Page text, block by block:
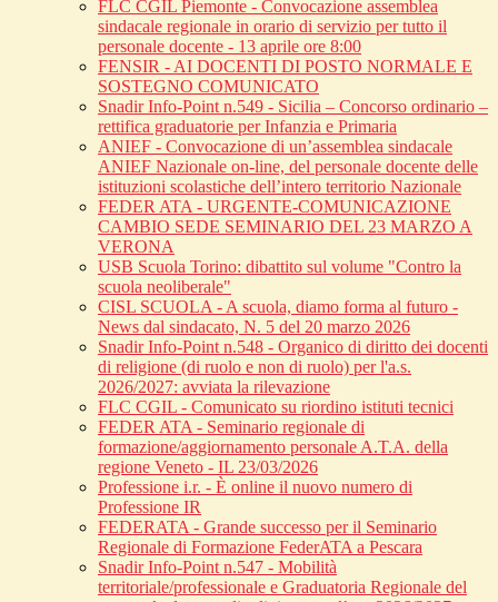
FLC CGIL Piemonte - Convocazione assemblea
sindacale regionale in orario di servizio per tutto il
personale docente - 13 aprile ore 8:00
FENSIR - AI DOCENTI DI POSTO NORMALE E
SOSTEGNO COMUNICATO
Snadir Info-Point n.549 - Sicilia – Concorso ordinario –
rettifica graduatorie per Infanzia e Primaria
ANIEF - Convocazione di un’assemblea sindacale
ANIEF Nazionale on-line, del personale docente delle
istituzioni scolastiche dell’intero territorio Nazionale
FEDER ATA - URGENTE-COMUNICAZIONE
CAMBIO SEDE SEMINARIO DEL 23 MARZO A
VERONA
USB Scuola Torino: dibattito sul volume "Contro la
scuola neoliberale"
CISL SCUOLA - A scuola, diamo forma al futuro -
News dal sindacato, N. 5 del 20 marzo 2026
Snadir Info-Point n.548 - Organico di diritto dei docenti
di religione (di ruolo e non di ruolo) per l'a.s.
2026/2027: avviata la rilevazione
FLC CGIL - Comunicato su riordino istituti tecnici
FEDER ATA - Seminario regionale di
formazione/aggiornamento personale A.T.A. della
regione Veneto - IL 23/03/2026
Professione i.r. - È online il nuovo numero di
Professione IR
FEDERATA - Grande successo per il Seminario
Regionale di Formazione FederATA a Pescara
Snadir Info-Point n.547 - Mobilità
territoriale/professionale e Graduatoria Regionale del